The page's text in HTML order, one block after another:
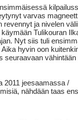
varvas
revennyt ja nivelen
Tulikouran
Nyt siis tuli
hyvin oon
seuraavaan vähintään
2011 jeesaamassa /
nähdään taas